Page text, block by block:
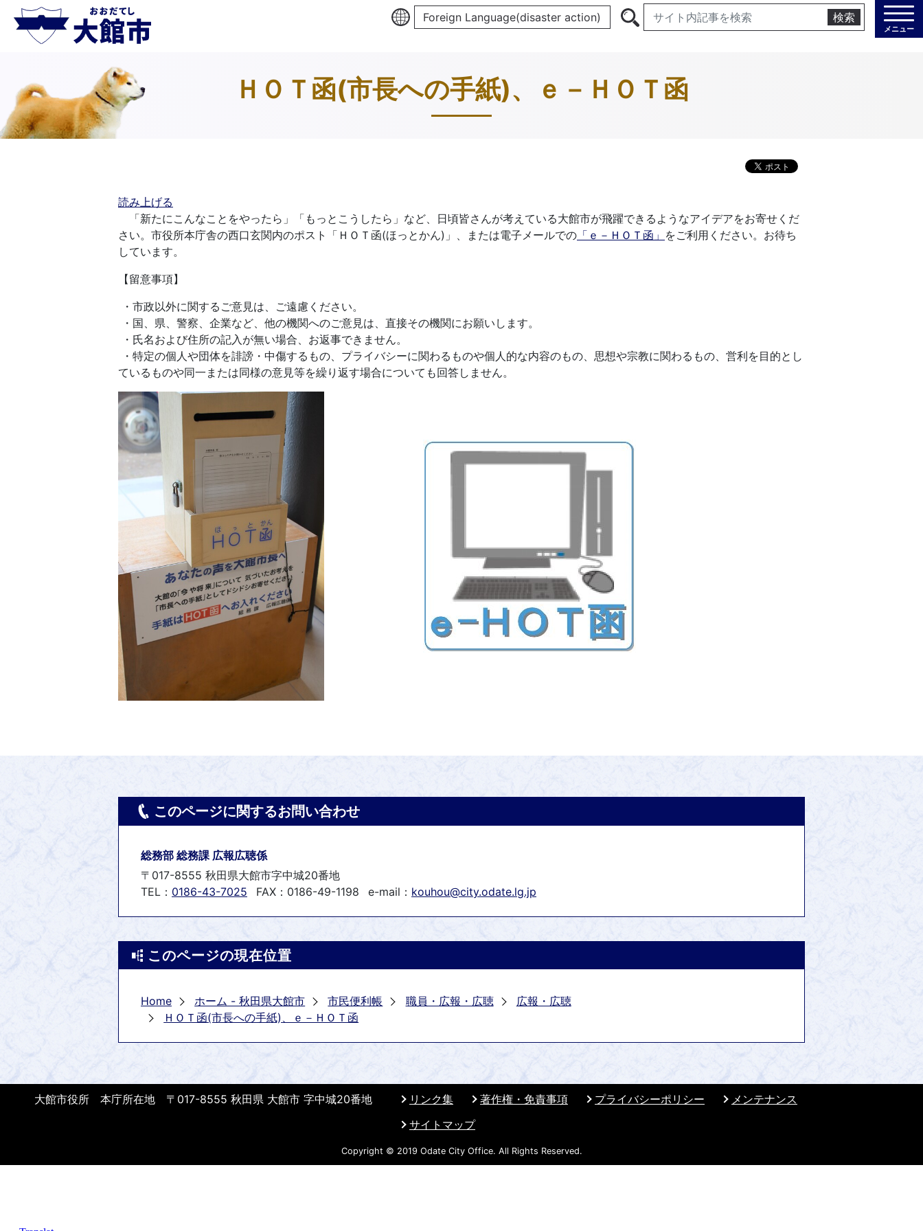
Foreign Language(disaster action) 検索
メニュー
ＨＯＴ函(市長への手紙)、ｅ－ＨＯＴ函
読み上げる
「新たにこんなことをやったら」「もっとこうしたら」など、日頃皆さんが考えている大館市が飛躍できるようなアイデアをお寄せくだ
さい。市役所本庁舎の西口玄関内のポスト「ＨＯＴ函(ほっとかん)」、または電子メールでの 「ｅ－ＨＯＴ函」 をご利用ください。お待ち
しています。
【留意事項】
・市政以外に関するご意見は、ご遠慮ください。
・国、県、警察、企業など、他の機関へのご意見は、直接その機関にお願いします。
・氏名および住所の記入が無い場合、お返事できません。
・特定の個人や団体を誹謗・中傷するもの、プライバシーに関わるものや個人的な内容のもの、思想や宗教に関わるもの、営利を目的とし
ているものや同一または同様の意見等を繰り返す場合についても回答しません。
このページに関するお問い合わせ
総務部 総務課 広報広聴係
〒017-8555 秋田県大館市字中城20番地
TEL： 0186-43-7025 FAX：0186-49-1198 e-mail： kouhou@city.odate.lg.jp
このページの現在位置
Home ホーム - 秋田県大館市 市民便利帳 職員・広報・広聴
広報・広聴
ＨＯＴ函(市長への手紙)、ｅ－ＨＯＴ函
リンク集 著作権・免責事項 プライバシーポリシー
メンテナンス
サイトマップ
大館市役所 本庁所在地 〒017-8555 秋田県 大館市 字中城20番地
Copyright © 2019 Odate City Office. All Rights Reserved.